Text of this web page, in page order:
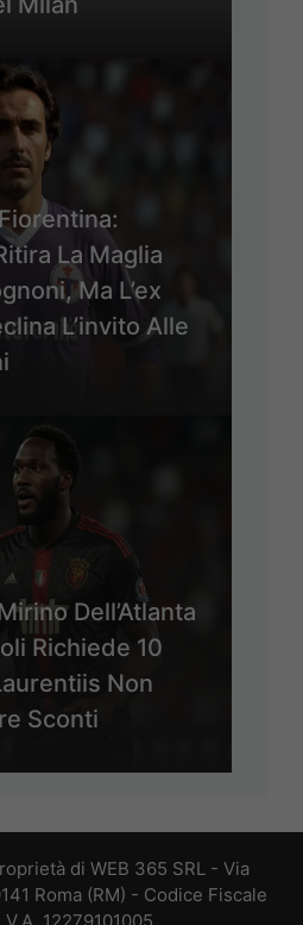
La Maglia
Ma L’ex
L’invito Alle
Dell’Atlanta
Richiede 10
Non
Sconti
di WEB 365 SRL - Via
Roma (RM) - Codice Fiscale